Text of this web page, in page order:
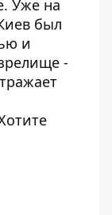
Уже на
был
и
-